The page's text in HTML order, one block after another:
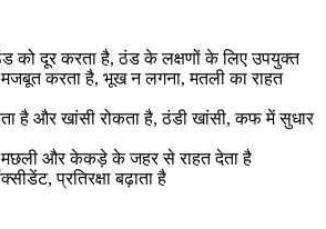
को दूर करता है, ठंड के लक्षणों के लिए उपयुक्त
करता है, भूख न लगना, मतली का राहत
है और खांसी रोकता है, ठंडी खांसी, कफ में सुधार
मछली और केकड़े के जहर से राहत देता है
प्रतिरक्षा बढ़ाता है